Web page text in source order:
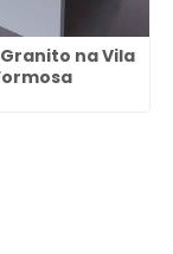
na Vila